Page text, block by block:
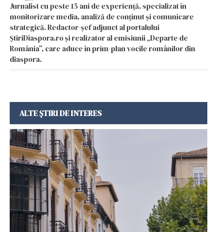
Jurnalist cu peste 15 ani de experiență, specializat în
monitorizare media, analiză de conținut și comunicare
strategică. Redactor-șef adjunct al portalului
ȘtiriDiaspora.ro și realizator al emisiunii „Departe de
România”, care aduce în prim-plan vocile românilor din
diaspora.
ALTE ȘTIRI DE INTERES